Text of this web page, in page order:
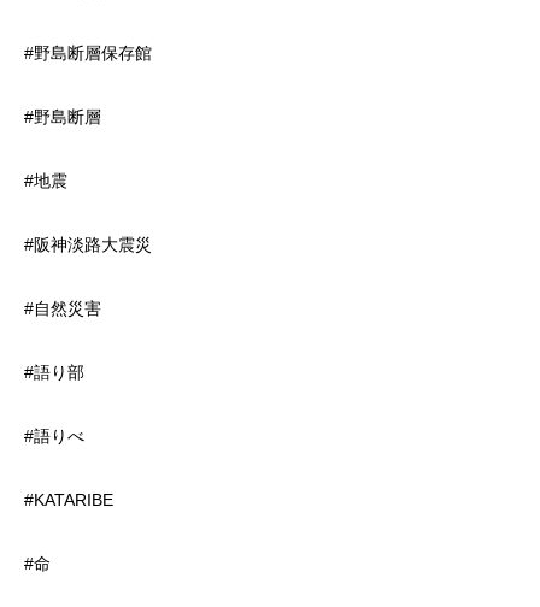
#野島断層保存館
#野島断層
#地震
#阪神淡路大震災
#自然災害
#語り部
#語りべ
#KATARIBE
#命